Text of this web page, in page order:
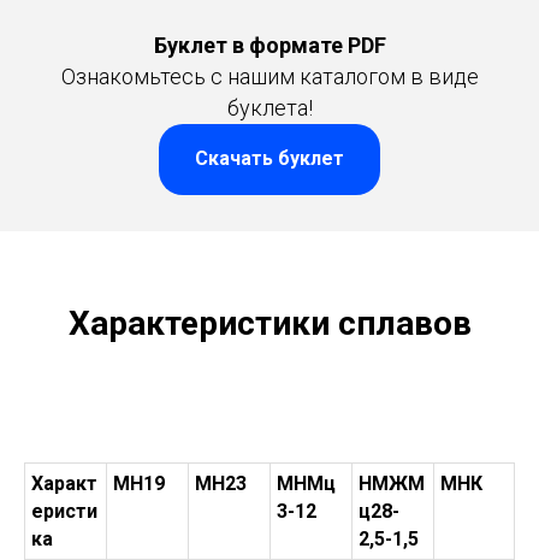
Буклет в формате PDF
Ознакомьтесь с нашим каталогом в виде
буклета!
Скачать буклет
Характеристики сплавов
Характ
еристи
ка
МН19 МН23
МНМц
3-12
НМЖМ
ц28-
2,5-1,5
МНК